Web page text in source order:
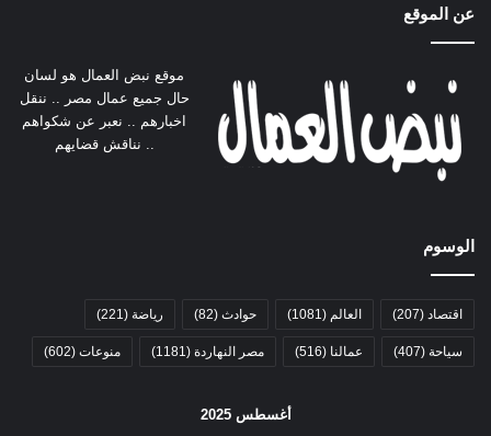
عن الموقع
موقع نبض العمال هو لسان
حال جميع عمال مصر .. ننقل
اخبارهم .. نعبر عن شكواهم
.. نناقش قضايهم
الوسوم
اقتصاد (207) العالم (1081) حوادث (82) رياضة (221)
سياحة (407) عمالنا (516) مصر النهاردة (1181) منوعات (602)
أغسطس 2025